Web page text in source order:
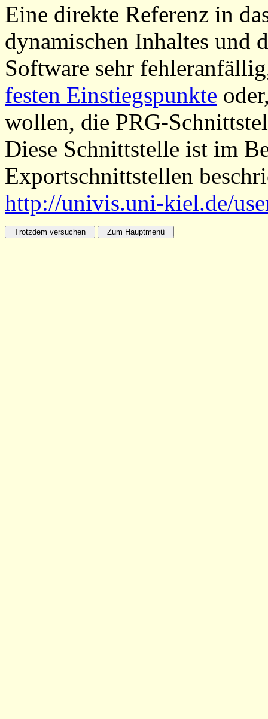
Eine direkte Referenz in
dynamischen Inhaltes und
Software sehr
festen Einstiegspunkte
wollen, die PRG-
Diese Schnittstelle ist im
Exportschnittstellen
http://univis.uni-kiel.de/